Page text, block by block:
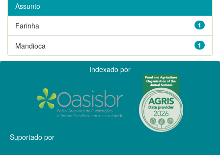
Assunto
1
Farinha
1
Mandioca
Indexado por
Suportado por